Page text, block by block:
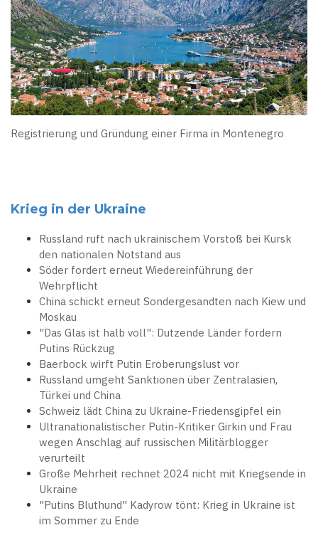
Registrierung und Gründung einer Firma in Montenegro
Krieg in der Ukraine
Russland ruft nach ukrainischem Vorstoß bei Kursk
den nationalen Notstand aus
Söder fordert erneut Wiedereinführung der
Wehrpflicht
China schickt erneut Sondergesandten nach Kiew und
Moskau
"Das Glas ist halb voll": Dutzende Länder fordern
Putins Rückzug
Baerbock wirft Putin Eroberungslust vor
Russland umgeht Sanktionen über Zentralasien,
Türkei und China
Schweiz lädt China zu Ukraine-Friedensgipfel ein
Ultranationalistischer Putin-Kritiker Girkin und Frau
wegen Anschlag auf russischen Militärblogger
verurteilt
Große Mehrheit rechnet 2024 nicht mit Kriegsende in
Ukraine
"Putins Bluthund" Kadyrow tönt: Krieg in Ukraine ist
im Sommer zu Ende